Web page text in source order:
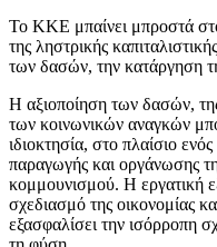
Το ΚΚΕ μπαίνει μπροστά
της ληστρικής
των δασών, την κατάργηση
Η αξιοποίηση των δασών,
των κοινωνικών αναγκών
ιδιοκτησία, στο πλαίσιο
παραγωγής και οργάνωσης
κομμουνισμού. Η εργατική
σχεδιασμό της οικονομίας
εξασφαλίσει την ισόρροπη